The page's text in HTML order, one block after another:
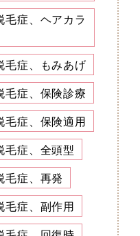
毛症、ヘアカラ
毛症、もみあげ
毛症、保険診療
毛症、保険適用
毛症、全頭型
毛症、再発
毛症、副作用